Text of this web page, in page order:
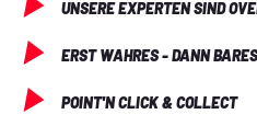
UNSERE EXPERTEN SIND
ERST WAHRES - DANN
POINT'N CLICK & COLLECT